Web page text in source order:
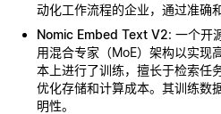
动化工作流程的企业，通过准确
Nomic Embed Text V2: 一个开
用混合专家（MoE）架构以实现
本上进行了训练，擅长于检索任
优化存储和计算成本。其训练数
明性。